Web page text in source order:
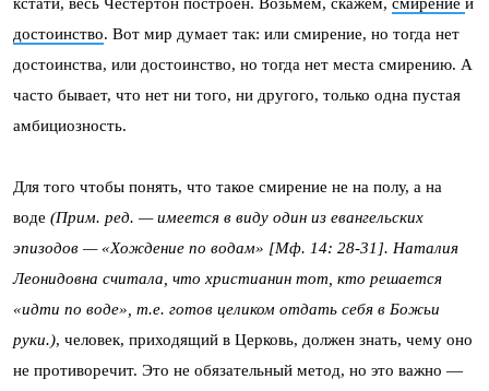
достоинство. Вот мир думает так: или смирение, но тогда нет
достоинства, или достоинство, но тогда нет места смирению. А
часто бывает, что нет ни того, ни другого, только одна пустая
амбициозность.
Для того чтобы понять, что такое смирение не на полу, а на
воде (Прим. ред. — имеется в виду один из евангельских
эпизодов — «Хождение по водам» [Мф. 14: 28-31]. Наталия
Леонидовна считала, что христианин тот, кто решается
«идти по воде», т.е. готов целиком отдать себя в Божьи
руки.), человек, приходящий в Церковь, должен знать, чему оно
не противоречит. Это не обязательный метод, но это важно —